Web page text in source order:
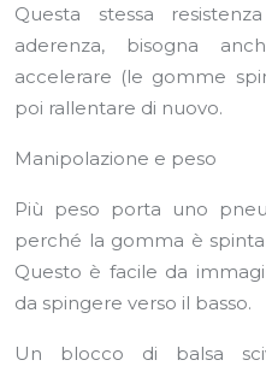
Questa stessa
aderenza, bisogna
accelerare (le gomme
poi rallentare di nuovo.
Manipolazione e peso
Più peso porta uno
perché la gomma è spinta
Questo è facile da
da spingere verso il basso.
Un blocco di balsa